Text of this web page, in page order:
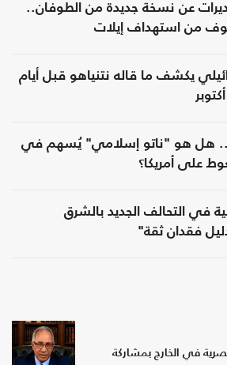
عن نسخة جديدة من الطوفان..
من استهداف إيلات
يكشف ما قاله نتنياهو قبل أيام
هل هو "ناتو إسلامي" يُسهم في
على أمريكا؟
في التحالف الجديد بالشرق
فقدان ثقة"
في الخارج بمشاركة